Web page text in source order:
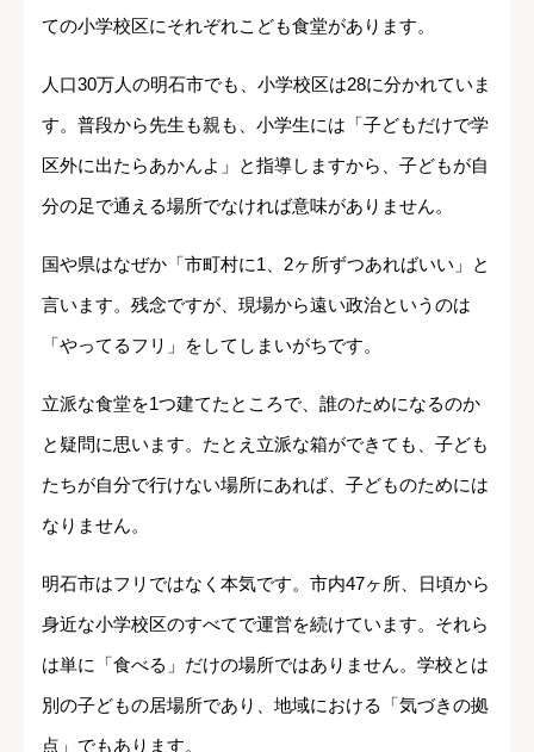
ての小学校区にそれぞれこども食堂があります。
人口30万人の明石市でも、小学校区は28に分かれていま
す。普段から先生も親も、小学生には「子どもだけで学
区外に出たらあかんよ」と指導しますから、子どもが自
分の足で通える場所でなければ意味がありません。
国や県はなぜか「市町村に1、2ヶ所ずつあればいい」と
言います。残念ですが、現場から遠い政治というのは
「やってるフリ」をしてしまいがちです。
立派な食堂を1つ建てたところで、誰のためになるのか
と疑問に思います。たとえ立派な箱ができても、子ども
たちが自分で行けない場所にあれば、子どものためには
なりません。
明石市はフリではなく本気です。市内47ヶ所、日頃から
身近な小学校区のすべてで運営を続けています。それら
は単に「食べる」だけの場所ではありません。学校とは
別の子どもの居場所であり、地域における「気づきの拠
点」でもあります。